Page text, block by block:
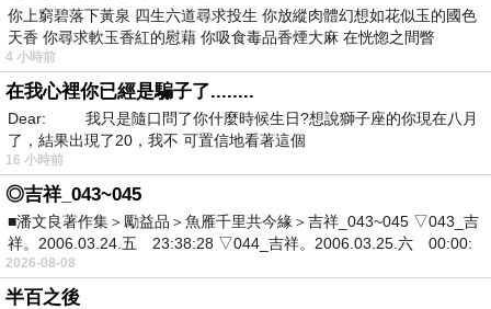
那崑崙山的南極仙翁
贈我靈芝仙草
看祂慈悲模樣
好像早算準了我會來
唉呀喔
真羞死人了
（水漫金山）
你上窮碧落下黃泉 四生六道尋求投生 你放縱肉體幻想如花似玉的國色
天香 你尋求軟玉香紅的慰藉 你吸食毒品香煙大麻 在恍惚之間瞥
4 小時前
在我心裡你已經是騙子了........
Dear: 我只是隨口問了你什麼時候生日?想說獅子座的你現在八月
了，結果出現了20，我不 可置信地看著這個
16 小時前
◎吉祥_043~045
■潘文良著作集＞勵益品＞魚雁千里共今緣＞吉祥_043~045 ▽043_吉
祥。2006.03.24.五 23:38:28 ▽044_吉祥。2006.03.25.六 00:00:
2026-08-08
半百之後